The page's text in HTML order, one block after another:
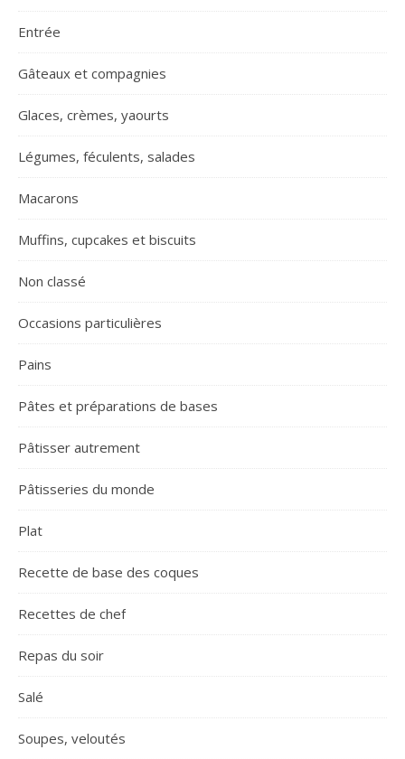
Entrée
Gâteaux et compagnies
Glaces, crèmes, yaourts
Légumes, féculents, salades
Macarons
Muffins, cupcakes et biscuits
Non classé
Occasions particulières
Pains
Pâtes et préparations de bases
Pâtisser autrement
Pâtisseries du monde
Plat
Recette de base des coques
Recettes de chef
Repas du soir
Salé
Soupes, veloutés